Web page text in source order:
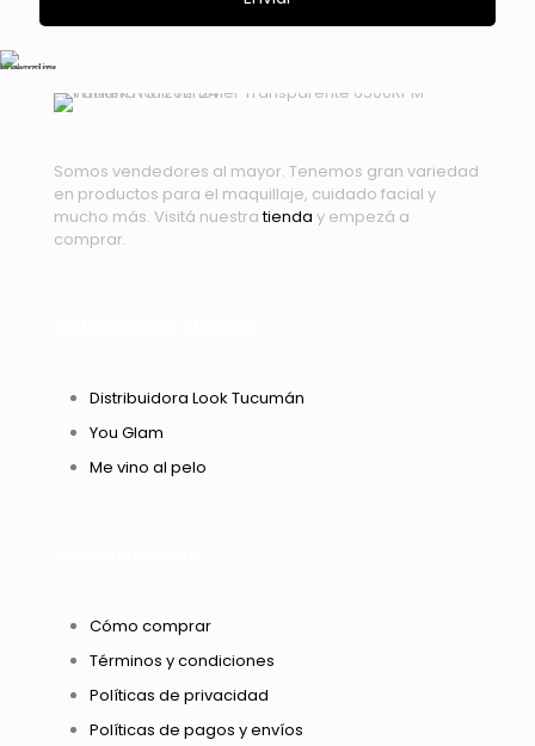
Somos vendedores al mayor. Tenemos gran variedad
en productos para el maquillaje, cuidado facial y
mucho más. Visitá nuestratienda y empezá a
comprar.
Distribuidora Look Tucumán
You Glam
Me vino al pelo
Cómo comprar
Términos y condiciones
Políticas de privacidad
Políticas de pagos y envíos